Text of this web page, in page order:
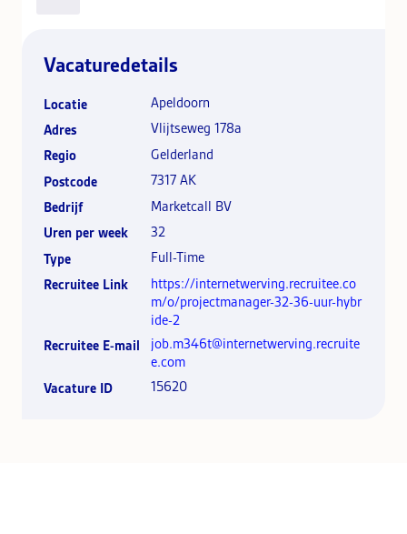
Vacaturedetails
Locatie
Apeldoorn
Adres
Vlijtseweg 178a
Regio
Gelderland
Postcode
7317 AK
Bedrijf
Marketcall BV
Uren per week
32
Type
Full-Time
Recruitee Link
https://internetwerving.recruitee.co
m/o/projectmanager-32-36-uur-hybr
ide-2
Recruitee E-mail
job.m346t@internetwerving.recruite
e.com
Vacature ID
15620